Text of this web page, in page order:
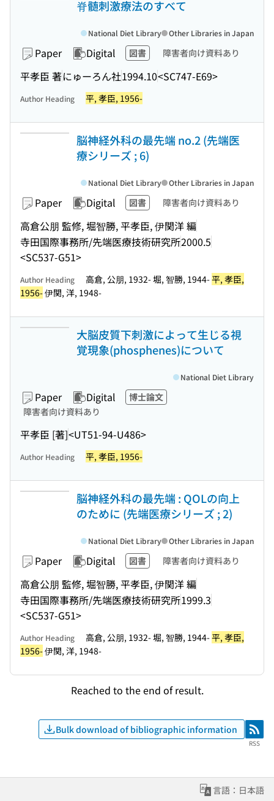
脊髄刺激療法のすべて
Paper Digital 図書 障害者向け資料あり
平孝臣 著にゅーろん社1994.10<SC747-E69>
National Diet Library Other Libraries in Japan
Author Heading 平, 孝臣, 1956-
脳神経外科の最先端 no.2 (先端医
療シリーズ ; 6)
Paper Digital 図書 障害者向け資料あり
高倉公朋 監修, 堀智勝, 平孝臣, 伊関洋 編
寺田国際事務所/先端医療技術研究所2000.5
<SC537-G51>
National Diet Library Other Libraries in Japan
Author Heading 高倉, 公朋, 1932- 堀, 智勝, 1944-平, 孝臣,
1956-伊関, 洋, 1948-
大脳皮質下刺激によって生じる視
覚現象(phosphenes)について
Paper Digital
博士論文
障害者向け資料あり
平孝臣 [著]<UT51-94-U486>
National Diet Library
Author Heading 平, 孝臣, 1956-
脳神経外科の最先端 : QOLの向上
のために (先端医療シリーズ ; 2)
Paper Digital 図書 障害者向け資料あり
高倉公朋 監修, 堀智勝, 平孝臣, 伊関洋 編
寺田国際事務所/先端医療技術研究所1999.3
<SC537-G51>
National Diet Library Other Libraries in Japan
Author Heading 高倉, 公朋, 1932- 堀, 智勝, 1944-平, 孝臣,
1956-伊関, 洋, 1948-
Reached to the end of result.
Bulk download of bibliographic information RSS
RSS
言語：日本語